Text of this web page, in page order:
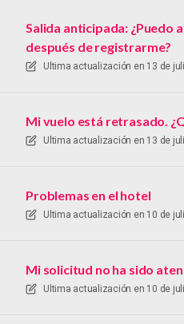
Salida anticipada: ¿Puedo
después de registrarme?
Ultima actualización en 13 de
Mi vuelo está retrasado.
Ultima actualización en 13 de
Problemas en el hotel
Ultima actualización en 10 de
Mi solicitud no ha sido
Ultima actualización en 10 de